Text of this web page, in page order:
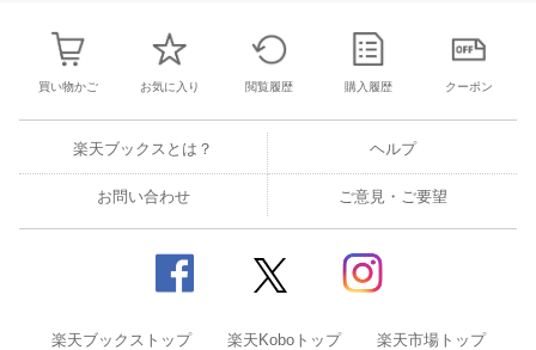
買い物かご お気に入り 閲覧履歴 購入履歴 クーポン
楽天ブックスとは？ ヘルプ
お問い合わせ ご意見・ご要望
楽天ブックストップ 楽天Koboトップ 楽天市場トップ